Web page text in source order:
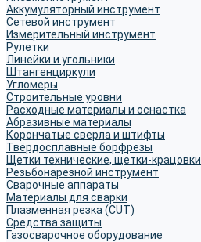
Аккумуляторный инструмент
Сетевой инструмент
Измерительный инструмент
Рулетки
Линейки и угольники
Штангенциркули
Угломеры
Строительные уровни
Расходные материалы и оснастка
Абразивные материалы
Корончатые сверла и штифты
Твёрдосплавные борфрезы
Щетки технические, щетки-крацовки
Резьбонарезной инструмент
Сварочные аппараты
Материалы для сварки
Плазменная резка (CUT)
Средства защиты
Газосварочное оборудование